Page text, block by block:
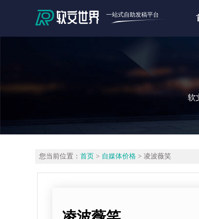
一站式自助发稿平台
软
您当前位置： 首页 > 自媒体价格 > 凌波薇笑